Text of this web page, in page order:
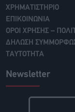
ΧΡΗΜΑΤΙΣΤΗΡΙΟ
ΕΠΙΚΟΙΝΩΝΙΑ
ΟΡΟΙ ΧΡΗΣΗΣ –
ΔΗΛΩΣΗ
ΤΑΥΤΟΤΗΤΑ
Newsletter